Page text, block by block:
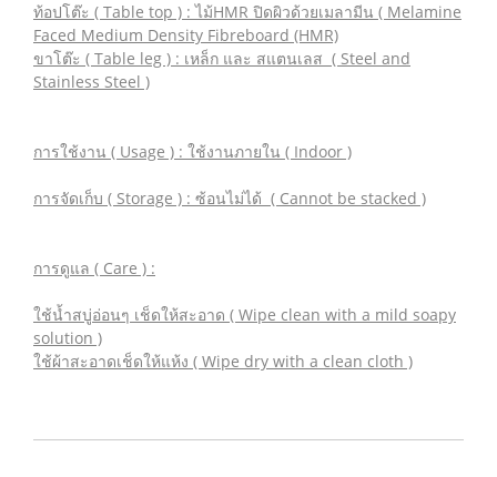
ท้อปโต๊ะ ( Table top ) : ไม้HMR ปิดผิวด้วยเมลามีน ( Melamine
Faced Medium Density Fibreboard (HMR)
ขาโต๊ะ ( Table leg ) : เหล็ก และ สแตนเลส ( Steel and
Stainless Steel )
การใช้งาน ( Usage ) : ใช้งานภายใน ( Indoor )
การจัดเก็บ ( Storage ) : ซ้อนไม่ได้ ( Cannot be stacked )
การดูแล ( Care ) :
ใช้น้ำสบู่อ่อนๆ เช็ดให้สะอาด ( Wipe clean with a mild soapy
solution )
ใช้ผ้าสะอาดเช็ดให้แห้ง ( Wipe dry with a clean cloth )